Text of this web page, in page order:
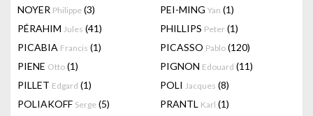
NOYER Philippe (3) PEI-MING Yan (1)
PÉRAHIM Jules (41) PHILLIPS Peter (1)
PICABIA Francis (1) PICASSO Pablo (120)
PIENE Otto (1) PIGNON Edouard (11)
PILLET Edgard (1) POLI Jacques (8)
POLIAKOFF Serge (5) PRANTL Karl (1)